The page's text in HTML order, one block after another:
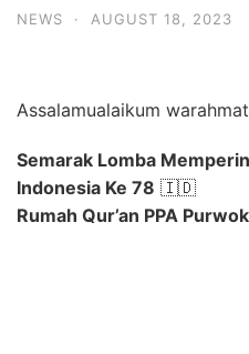
NEWS · AUGUST 18, 2023
Assalamualaikum
Semarak Lomba
Indonesia Ke 78 🇮🇩
Rumah Qur’an PPA